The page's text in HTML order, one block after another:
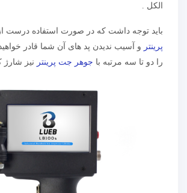
الکل .
باید توجه داشت که در صورت استفاده درست
پرینتر و آسیب ندیدن پد های آن شما قادر
را دو تا سه مرتبه با جوهر جت پرینتر نیز شارژ